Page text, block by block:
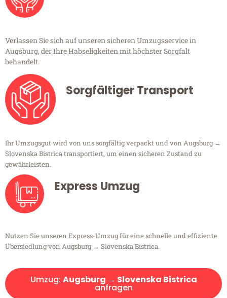
Verlassen Sie sich auf unseren sicheren Umzugsservice in
Augsburg, der Ihre Habseligkeiten mit höchster Sorgfalt
behandelt.
Sorgfältiger Transport
Ihr Umzugsgut wird von uns sorgfältig verpackt und von Augsburg →
Slovenska Bistrica transportiert, um einen sicheren Zustand zu
gewährleisten.
Express Umzug
Nutzen Sie unseren Express-Umzug für eine schnelle und effiziente
Übersiedlung von Augsburg → Slovenska Bistrica.
Umzug: Augsburg → Slovenska Bistrica
anfragen